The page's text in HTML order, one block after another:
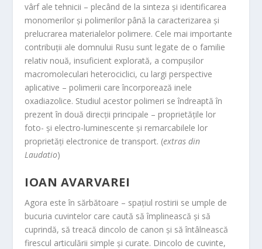
vârf ale tehnicii – plecând de la sinteza și identificarea
monomerilor și polimerilor până la caracterizarea și
prelucrarea materialelor polimere. Cele mai importante
contribuții ale domnului Rusu sunt legate de o familie
relativ nouă, insuficient explorată, a compușilor
macromoleculari heterociclici, cu largi perspective
aplicative – polimerii care încorporează inele
oxadiazolice. Studiul acestor polimeri se îndreaptă în
prezent în două direcții principale – proprietățile lor
foto- și electro-luminescente și remarcabilele lor
proprietăți electronice de transport. (extras din
Laudatio)
IOAN AVARVAREI
Agora este în sărbătoare – spațiul rostirii se umple de
bucuria cuvintelor care caută să împlinească și să
cuprindă, să treacă dincolo de canon și să întâlnească
firescul articulării simple și curate. Dincolo de cuvinte,